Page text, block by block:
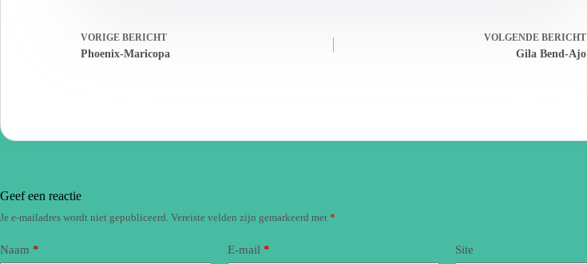
VORIGE BERICHT
Phoenix-Maricopa
VOLGENDE BERICHT
Gila Bend-Ajo
Geef een reactie
Je e-mailadres wordt niet gepubliceerd. Vereiste velden zijn gemarkeerd met *
Naam * E-mail * Site